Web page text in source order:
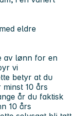
eldre
av lønn for en
vi
betyr at du
10 års
år du faktisk
10 års